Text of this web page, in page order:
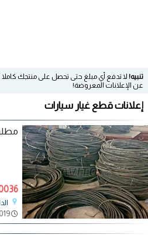
تنبيه! لا تدفع أي مبلغ حتى تحصل على منتجك
عن الإعلانات المعروضة!
إعلانات قطع غيار سيارات
20036
03/05/2019